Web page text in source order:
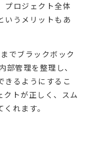
プロジェクト全体
いうメリットもあ
でブラックボック
管理を整理し、
きるようにするこ
クトが正しく、スム
れます。